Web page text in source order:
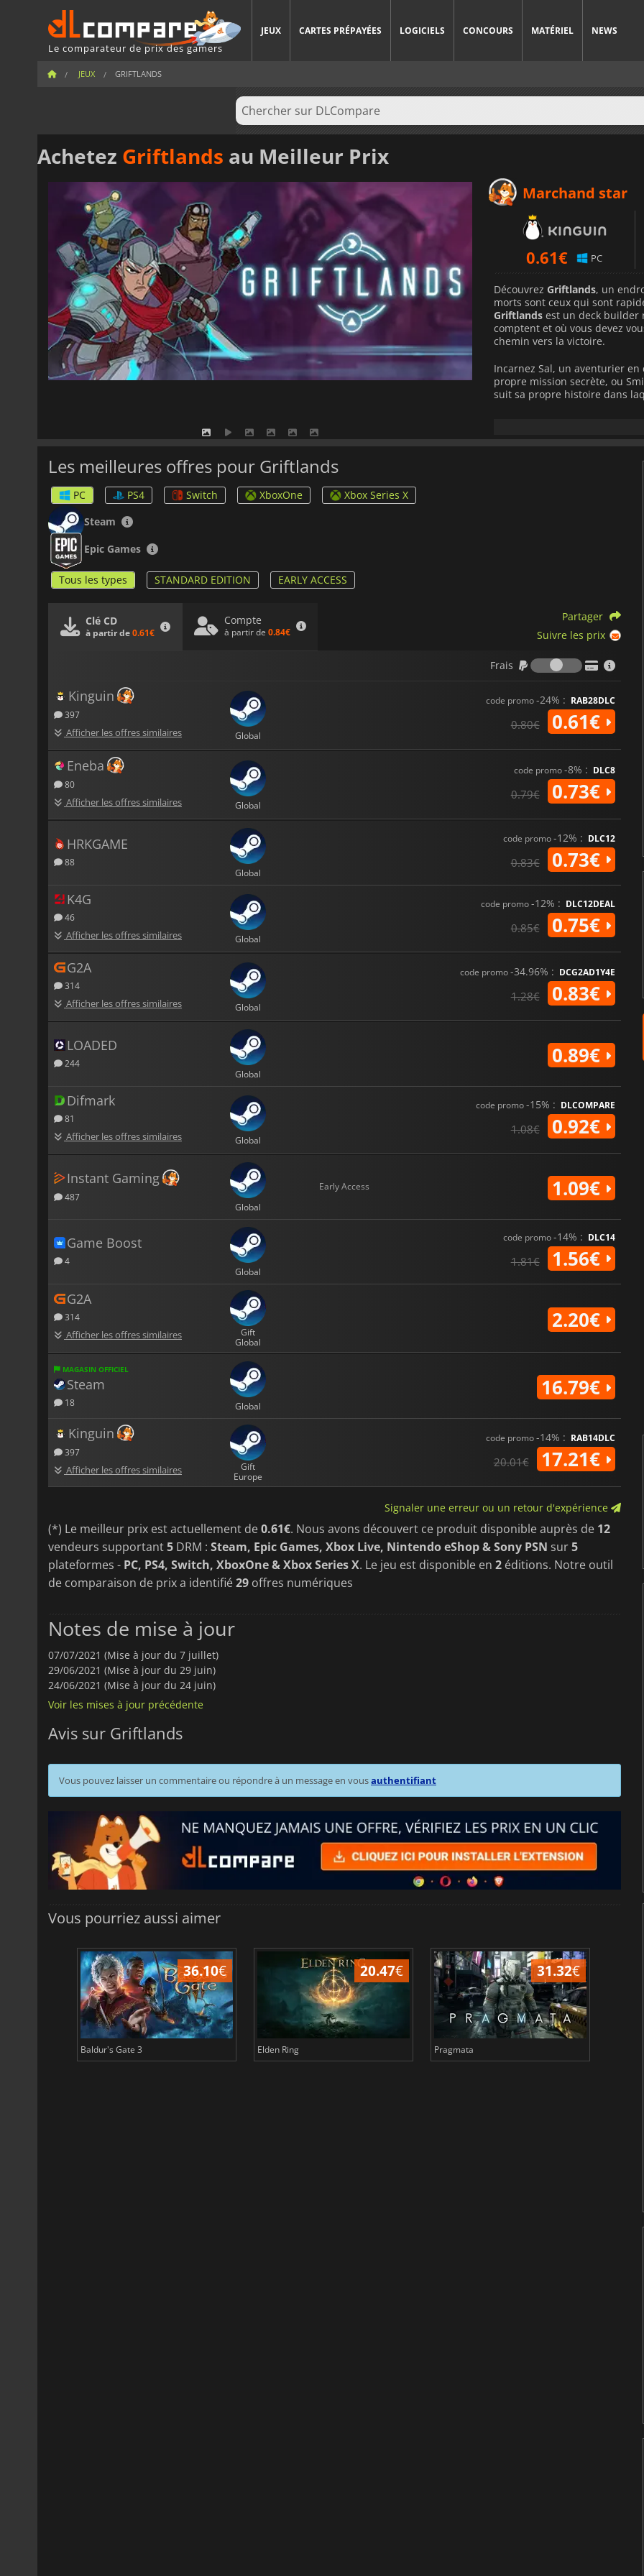
Le comparateur de prix des gamers
JEUX CARTES PRÉPAYÉES LOGICIELS CONCOURS MATÉRIEL NEWS
JEUX GRIFTLANDS
Achetez Griftlands au Meilleur Prix
Marchand star
0.61€ PC
Découvrez Griftlands, un
morts sont ceux qui sont
Griftlands est un deck builder
comptent et où vous devez
chemin vers la victoire.
Incarnez Sal, un aventurier
propre mission secrète, ou
suit sa propre histoire dans
Collectionnez des cartes qui
négociation. Vous êtes libre
mais ces choix ont des
récompense à court terme,
des situations où vous ne
Le monde de Havaria a
nécessaires pour la prendre
magnifique, dessiné à la
soigneusement vos mots, vos
Les meilleures offres pour Griftlands
PC PS4 Switch XboxOne
Xbox Series X
Steam
Epic Games
Tous les types STANDARD EDITION EARLY ACCESS
Clé CD
à partir de0.61€
Compte
à partir de 0.84€
Partager
Suivre les prix
Frais
Frais
Kinguin
397
Afficher les offres similaires Global
code promo-24% : RAB28DLC
0.80€ 0.61€
Eneba
80
Afficher les offres similaires Global
code promo-8% : DLC8
0.79€ 0.73€
HRKGAME
88
Global
code promo-12% : DLC12
0.83€ 0.73€
K4G
46
Afficher les offres similaires Global
code promo-12% : DLC12DEAL
0.85€ 0.75€
G2A
314
Afficher les offres similaires Global
code promo-34.96% : DCG2AD1Y4E
1.28€ 0.83€
LOADED
244
Global
0.89€
Difmark
81
Afficher les offres similaires Global
code promo-15% : DLCOMPARE
1.08€ 0.92€
Instant Gaming
487
Global
Early Access 1.09€
Game Boost
4
Global
code promo-14% : DLC14
1.81€ 1.56€
G2A
314
Afficher les offres similaires
Gift
Global
2.20€
MAGASIN OFFICIEL
Steam
18 Global
16.79€
Kinguin
397
Afficher les offres similaires
Gift
Europe
code promo-14% : RAB14DLC
20.01€ 17.21€
Signaler une erreur ou un retour d'expérience
(*) Le meilleur prix est actuellement de0.61€. Nous avons découvert ce produit disponible auprès de 12
vendeurs supportant5 DRM : Steam, Epic Games, Xbox Live, Nintendo eShop & Sony PSN sur5
plateformes - PC, PS4, Switch, XboxOne & Xbox Series X. Le jeu est disponible en 2 éditions. Notre outil
de comparaison de prix a identifié29 offres numériques
Notes de mise à jour
07/07/2021 (Mise à jour du 7 juillet)
29/06/2021 (Mise à jour du 29 juin)
24/06/2021 (Mise à jour du 24 juin)
Voir les mises à jour précédente
Avis sur Griftlands
Vous pouvez laisser un commentaire ou répondre à un message en vousauthentifiant
Vous pourriez aussi aimer
36.10€
Baldur's Gate 3
20.47€
Elden Ring
31.32€
Pragmata Total